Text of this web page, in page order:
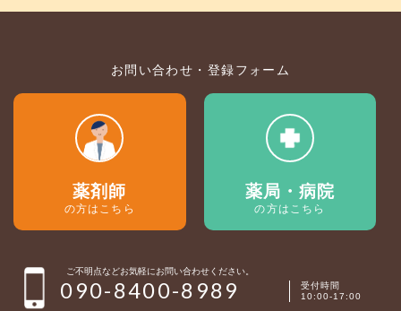
お問い合わせ・登録フォーム
薬剤師
の方はこちら
薬局・病院
の方はこちら
ご不明点などお気軽にお問い合わせください。
090-8400-8989
受付時間
10:00-17:00